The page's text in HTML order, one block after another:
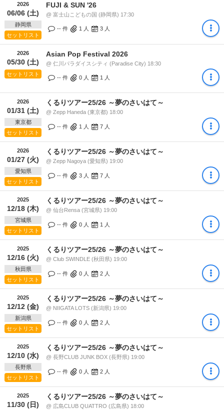
2026
06/06 (土)
静岡県
セットリスト
FUJI & SUN '26
@ 富士山こどもの国 (静岡県) 17:30
-- 件 1 人 3 人
2026
05/30 (土)
セットリスト
Asian Pop Festival 2026
@ 仁川パラダイスシティ (Paradise City) 18:30
-- 件 0 人 1 人
2026
01/31 (土)
東京都
セットリスト
くるりツアー25/26 ～夢のさいはて～
@ Zepp Haneda (東京都) 18:00
-- 件 1 人 7 人
2026
01/27 (火)
愛知県
セットリスト
くるりツアー25/26 ～夢のさいはて～
@ Zepp Nagoya (愛知県) 19:00
-- 件 3 人 7 人
2025
12/18 (木)
宮城県
セットリスト
くるりツアー25/26 ～夢のさいはて～
@ 仙台Rensa (宮城県) 19:00
-- 件 0 人 1 人
2025
12/16 (火)
秋田県
セットリスト
くるりツアー25/26 ～夢のさいはて～
@ Club SWINDLE (秋田県) 19:00
-- 件 0 人 2 人
2025
12/12 (金)
新潟県
セットリスト
くるりツアー25/26 ～夢のさいはて～
@ NIIGATA LOTS (新潟県) 19:00
-- 件 0 人 2 人
2025
12/10 (水)
長野県
セットリスト
くるりツアー25/26 ～夢のさいはて～
@ 長野CLUB JUNK BOX (長野県) 19:00
-- 件 0 人 2 人
2025
11/30 (日)
くるりツアー25/26 ～夢のさいはて～
@ 広島CLUB QUATTRO (広島県) 18:00